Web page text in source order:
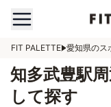
FIT PALETTE 愛知県のス
知多武豊駅
して探す